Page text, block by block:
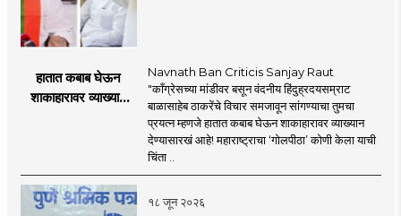
हातात कबाब घेऊन
शाकाहारावर व्याख्यान
Navnath Ban Criticis Sanjay Raut
"काँग्रेसच्या मांडीवर बसून वंदनीय हिंदुह्रदयसम्राट
बाळासाहेब ठाकरेंचे विचार समजावून सांगण्याचा तुमचा
प्रयत्न म्हणजे हातात कबाब घेऊन शाकाहारावर व्याख्यान
देण्यासारखं आहे! महाराष्ट्राचा ‘गोलपीठा’ कोणी केला याची
चिंता ..
१८ जून २०२६